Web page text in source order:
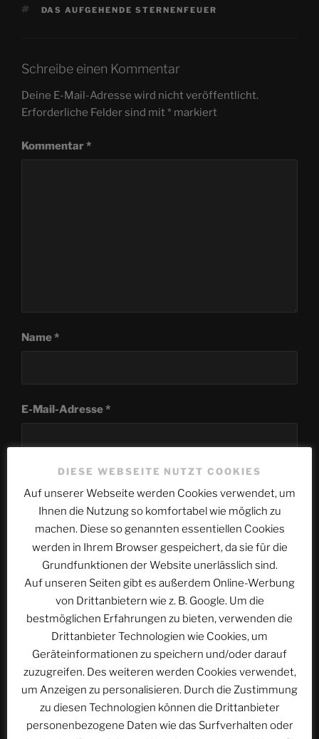
SCHLAGWÖRTER
DAS AUFGEHENDE STERNENFEUER
Schreibe einen Kommentar
Deine E-Mail-Adresse wird nicht veröffentlicht.
Erforderliche Felder sind mit* markiert
Kommentar*
Name*
E-Mail-Adresse*
Name, E-Mail-Adresse und Website in diesem
Browser für meinen nächsten Kommentar speichern.
Beitragsnavigation
Vorheriger
Beitrag
ZURÜCK
ACSOLAR #201: 45 Jahre EUROPA-PARK – Teil 4:
1994
DIESE WEBSEITE NUTZT COOKIES
Auf unserer Webseite werden Cookies verwendet, um
Ihnen die Nutzung so komfortabel wie möglich zu
machen. Diese so genannten essentiellen Cookies
werden in Ihrem Browser gespeichert, da sie für die
Grundfunktionen der Website unerlässlich sind.
Auf unseren Seiten gibt es außerdem Online-Werbung
von Drittanbietern wie z. B. Google. Um die
bestmöglichen Erfahrungen zu bieten, verwenden die
Drittanbieter Technologien wie Cookies, um
Geräteinformationen zu speichern und/oder darauf
zuzugreifen. Des weiteren werden Cookies verwendet,
um Anzeigen zu personalisieren. Durch die Zustimmung
zu diesen Technologien können die Drittanbieter
personenbezogene Daten wie das Surfverhalten oder